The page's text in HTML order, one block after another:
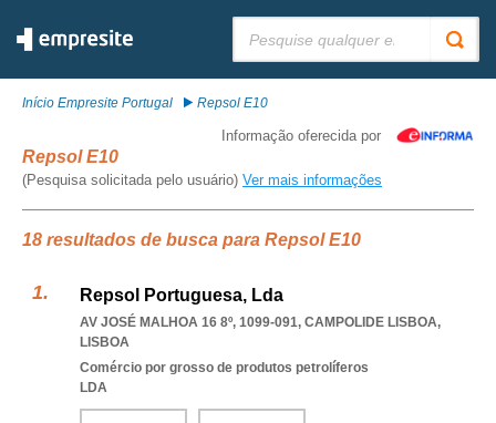
Início Empresite Portugal Repsol E10
Informação oferecida por
Repsol E10
(Pesquisa solicitada pelo usuário) Ver mais informações
18 resultados de busca para Repsol E10
Repsol Portuguesa, Lda
AV JOSÉ MALHOA 16 8º, 1099-091, CAMPOLIDE LISBOA,
LISBOA
Comércio por grosso de produtos petrolíferos
LDA